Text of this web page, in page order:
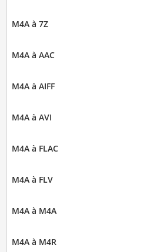
M4A à 7Z
M4A à AAC
M4A à AIFF
M4A à AVI
M4A à FLAC
M4A à FLV
M4A à M4A
M4A à M4R